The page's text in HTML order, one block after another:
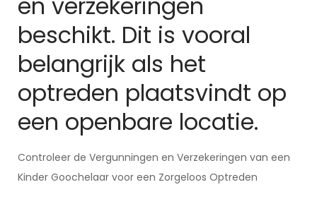
beschikt. Dit is vooral
belangrijk als het
optreden plaatsvindt op
een openbare locatie.
Controleer de Vergunningen en Verzekeringen van een
Kinder Goochelaar voor een Zorgeloos Optreden